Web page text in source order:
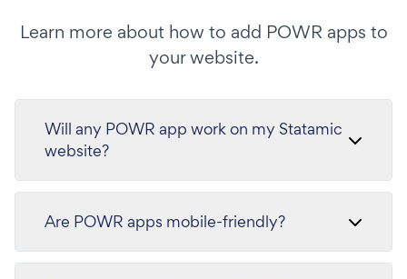
Learn more about how to add POWR apps to
your website.
Will any POWR app work on my Statamic
website?
Are POWR apps mobile-friendly?